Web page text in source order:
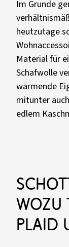
Im Grunde
heutzutage
Material für
Schafwolle
wärmende
mitunter
edlem
Wozu
Plaid